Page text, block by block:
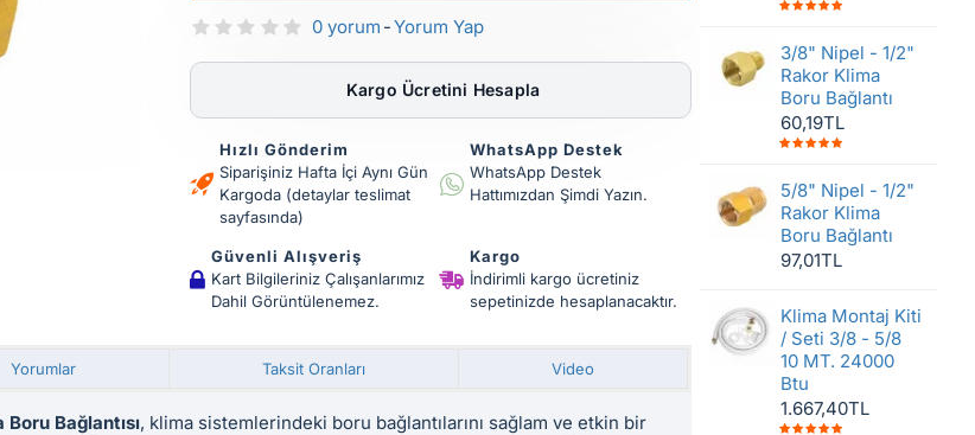
0 yorum -Yorum Yap
Kargo Ücretini Hesapla
Hızlı Gönderim
Siparişiniz Hafta İçi Aynı Gün
Kargoda (detaylar teslimat
sayfasında)
WhatsApp Destek
WhatsApp Destek
Hattımızdan Şimdi Yazın.
Güvenli Alışveriş
Kart Bilgileriniz Çalışanlarımız
Dahil Görüntülenemez.
Kargo
İndirimli kargo ücretiniz
sepetinizde hesaplanacaktır.
Yorumlar Taksit Oranları Video
Bağlantısı, klima sistemlerindeki boru bağlantılarını sağlam ve etkin bir
3/8" Nipel - 1/2"
Rakor Klima
Boru Bağlantı
60,19TL
5/8" Nipel - 1/2"
Rakor Klima
Boru Bağlantı
97,01TL
Klima Montaj Kiti
/ Seti 3/8 - 5/8
10 MT. 24000
Btu
1.667,40TL